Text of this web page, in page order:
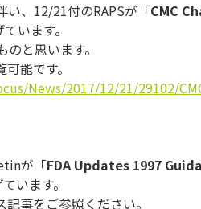
い、12/21付のRAPSが「CMC
います。
と思います。
能です。
News/2017/12/21/29102/
が「FDA Updates 1997
います。
事をご参照ください。